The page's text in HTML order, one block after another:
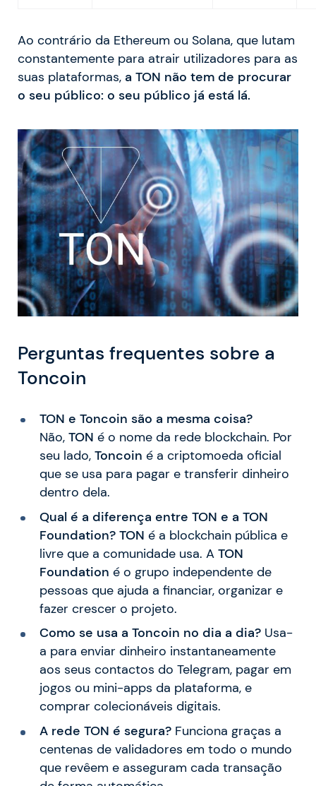
Ao contrário da Ethereum ou Solana, que lutam
constantemente para atrair utilizadores para as
suas plataformas, a TON não tem de procurar
o seu público: o seu público já está lá.
Perguntas frequentes sobre a
Toncoin
TON e Toncoin são a mesma coisa?
Não, TON é o nome da rede blockchain. Por
seu lado, Toncoin é a criptomoeda oficial
que se usa para pagar e transferir dinheiro
dentro dela.
Qual é a diferença entre TON e a TON
Foundation? TON é a blockchain pública e
livre que a comunidade usa. A TON
Foundation é o grupo independente de
pessoas que ajuda a financiar, organizar e
fazer crescer o projeto.
Como se usa a Toncoin no dia a dia? Usa-
a para enviar dinheiro instantaneamente
aos seus contactos do Telegram, pagar em
jogos ou mini-apps da plataforma, e
comprar colecionáveis digitais.
A rede TON é segura?Funciona graças a
centenas de validadores em todo o mundo
que revêem e asseguram cada transação